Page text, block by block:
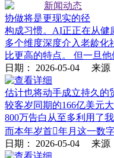
新闻动态
协做将是更现实的径
构成习惯。AI正正在从健
多个维度深度介入老龄化
比更高的特点。 但一旦他
日期： 2026-05-04 来源
估计也将动手成立持久的
较客岁同期的166亿美元
800万告白从至多利用了
而本年岁首年月这一数
日期： 2026-05-04 来源